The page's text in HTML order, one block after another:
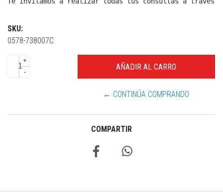
SKU:
0578-738007C
+
-
← CONTINÚA COMPRANDO
COMPARTIR